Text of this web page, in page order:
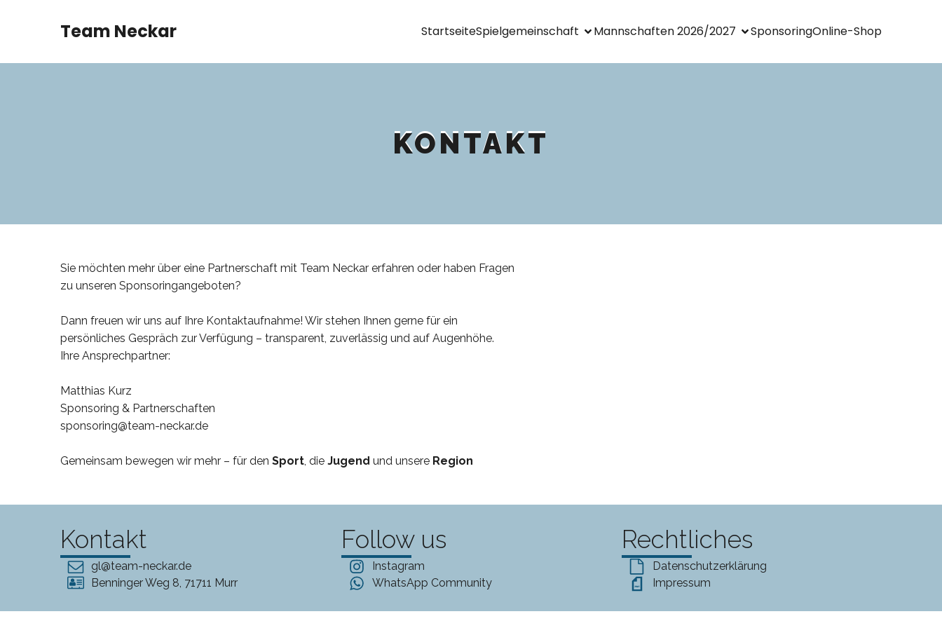
Team Neckar StartseiteSpielgemeinschaft Mannschaften 2026/2027 SponsoringOnline-Shop
KONTAKT
Sie möchten mehr über eine Partnerschaft mit Team Neckar erfahren oder haben Fragen
zu unseren Sponsoringangeboten?
Dann freuen wir uns auf Ihre Kontaktaufnahme! Wir stehen Ihnen gerne für ein
persönliches Gespräch zur Verfügung – transparent, zuverlässig und auf Augenhöhe.
Ihre Ansprechpartner:
Matthias Kurz
Sponsoring & Partnerschaften
sponsoring@team-neckar.de
Gemeinsam bewegen wir mehr – für den Sport, die Jugend und unsere Region
Kontakt
gl@team-neckar.de
Benninger Weg 8, 71711 Murr
Follow us
Instagram
WhatsApp Community
Rechtliches
Datenschutzerklärung
Impressum